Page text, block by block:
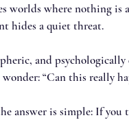
worlds where nothing is
hides a quiet threat.
and
wonder: “Can this really
answer is simple: If